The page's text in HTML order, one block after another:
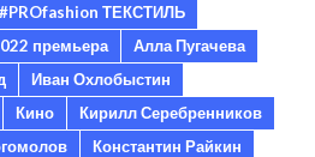
#PROfashion ТЕКСТИЛЬ
премьера
Алла Пугачева
Иван Охлобыстин
Кино
Кирилл Серебренников
Константин Райкин